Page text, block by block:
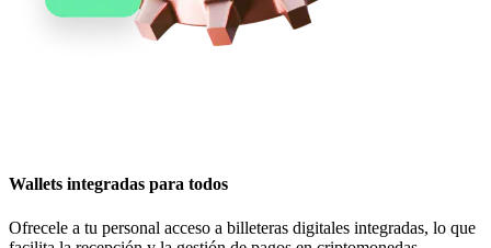
Wallets integradas para todos
Ofrecele a tu personal acceso a billeteras digitales integradas, lo que